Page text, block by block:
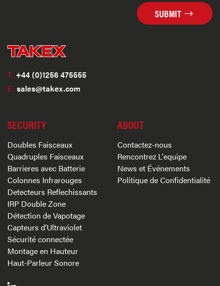
SUBMIT
T: +44 (0)1256 475555
E: sales@takex.com
SECURITY
Doubles Faisceaux
Quadruples Faisceaux
Barrieres avec Batterie
Colonnes Infrarouges
Detecteurs Reflechissants
IRP Double Zone
Détection de Vapotage
Capteurs d’Ultraviolet
Sécurité connectée
Montage en Hauteur
Haut-Parleur Sonore
ABOUT
Contactez-nous
Rencontrez L'equipe
News et Événements
Politique de Confidentialité